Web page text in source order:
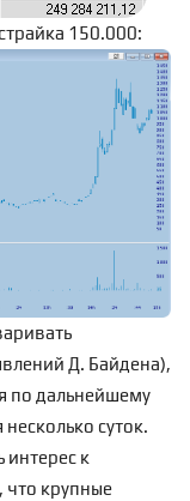
150.000:
Д. Байдена),
по дальнейшему
суток.
интерес к
что крупные